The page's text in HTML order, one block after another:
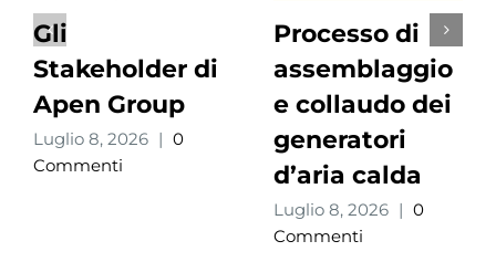
Gli
Stakeholder di
Apen Group
Luglio 8, 2026 | 0
Commenti
Processo di
assemblaggio
e collaudo dei
generatori
d’aria calda
Luglio 8, 2026 | 0
Commenti